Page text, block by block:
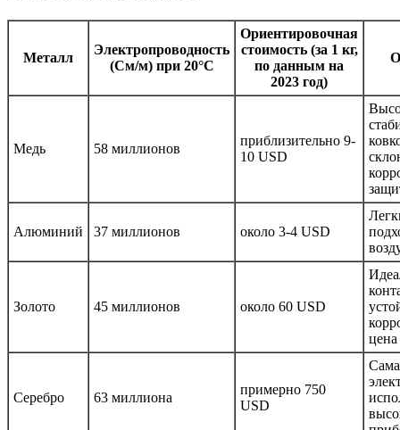
Металл
Электропроводность
(См/м) при 20°C
Ориентировочная
стоимость (за 1 кг,
по данным на
2023 год)
Медь 58 миллионов
приблизительно 9-
10 USD
Алюминий 37 миллионов около 3-4 USD
Золото 45 миллионов около 60 USD
цена
Серебро 63 миллиона
примерно 750
USD